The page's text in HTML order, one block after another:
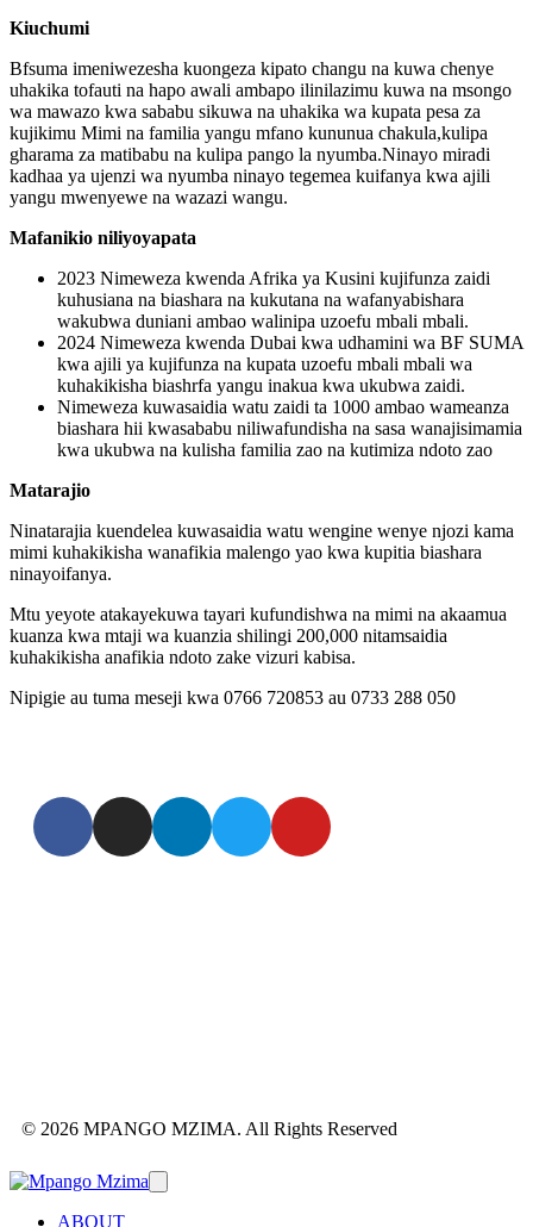
Kiuchumi
Bfsuma imeniwezesha kuongeza kipato changu na kuwa chenye
uhakika tofauti na hapo awali ambapo ilinilazimu kuwa na msongo
wa mawazo kwa sababu sikuwa na uhakika wa kupata pesa za
kujikimu Mimi na familia yangu mfano kununua chakula,kulipa
gharama za matibabu na kulipa pango la nyumba.Ninayo miradi
kadhaa ya ujenzi wa nyumba ninayo tegemea kuifanya kwa ajili
yangu mwenyewe na wazazi wangu.
Mafanikio niliyoyapata
2023 Nimeweza kwenda Afrika ya Kusini kujifunza zaidi
kuhusiana na biashara na kukutana na wafanyabishara
wakubwa duniani ambao walinipa uzoefu mbali mbali.
2024 Nimeweza kwenda Dubai kwa udhamini wa BF SUMA
kwa ajili ya kujifunza na kupata uzoefu mbali mbali wa
kuhakikisha biashrfa yangu inakua kwa ukubwa zaidi.
Nimeweza kuwasaidia watu zaidi ta 1000 ambao wameanza
biashara hii kwasababu niliwafundisha na sasa wanajisimamia
kwa ukubwa na kulisha familia zao na kutimiza ndoto zao
Matarajio
Ninatarajia kuendelea kuwasaidia watu wengine wenye njozi kama
mimi kuhakikisha wanafikia malengo yao kwa kupitia biashara
ninayoifanya.
Mtu yeyote atakayekuwa tayari kufundishwa na mimi na akaamua
kuanza kwa mtaji wa kuanzia shilingi 200,000 nitamsaidia
kuhakikisha anafikia ndoto zake vizuri kabisa.
Nipigie au tuma meseji kwa 0766 720853 au 0733 288 050
© 2026 MPANGO MZIMA. All Rights Reserved
ABOUT